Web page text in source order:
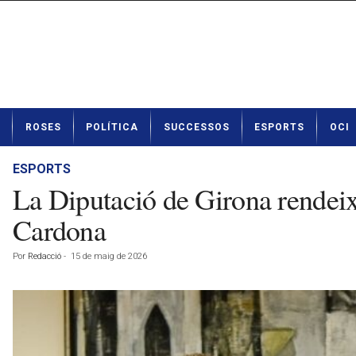
t
ROSES POLÍTICA SUCCESSOS ESPORTS OCI
ESPORTS
La Diputació de Girona
Cardona
Por Redacció - 15 de maig de 2026